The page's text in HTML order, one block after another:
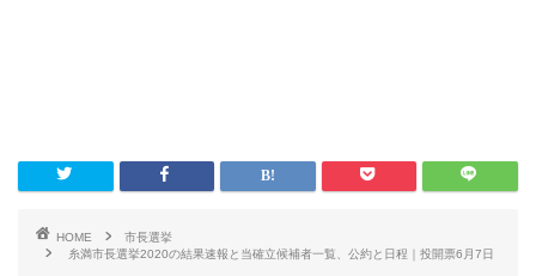
HOME
市長選挙
糸満市長選挙2020の結果速報と当確立候補者一覧、公約と日程｜投開票6月7日